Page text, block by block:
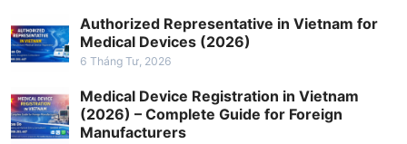
Authorized Representative in Vietnam for
Medical Devices (2026)
6 Tháng Tư, 2026
Medical Device Registration in Vietnam
(2026) – Complete Guide for Foreign
Manufacturers